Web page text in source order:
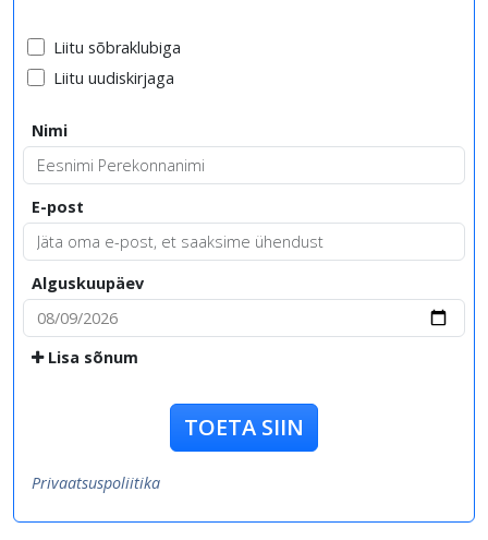
Liitu sõbraklubiga
Liitu uudiskirjaga
Nimi
E-post
Alguskuupäev
Lisa sõnum
TOETA SIIN
Privaatsuspoliitika